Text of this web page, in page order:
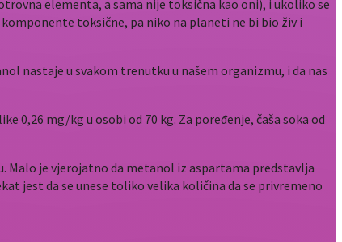
elementa, a sama nije toksična kao oni), i ukoliko se
toksične, pa niko na planeti ne bi bio živ i
nastaje u svakom trenutku u našem organizmu, i da nas
0,26 mg/kg u osobi od 70 kg. Za poređenje, čaša soka od
je vjerojatno da metanol iz aspartama predstavlja
jest da se unese toliko velika količina da se privremeno